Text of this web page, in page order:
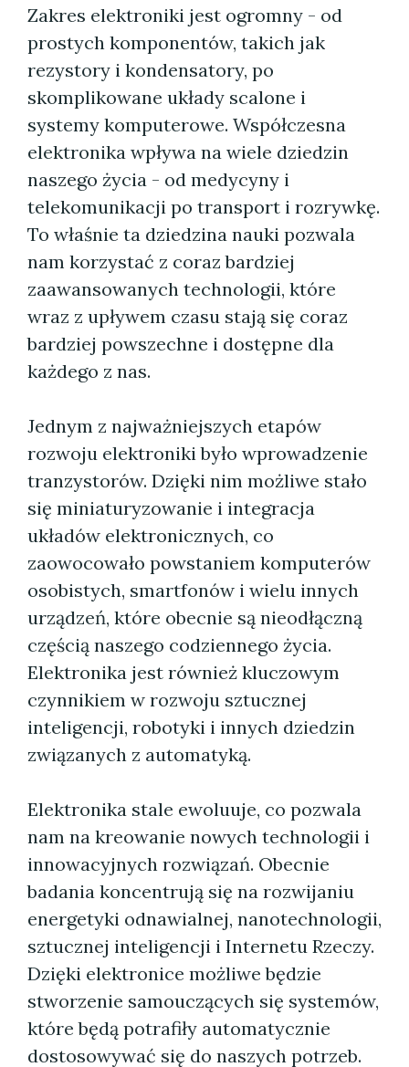
Zakres elektroniki jest ogromny - od
prostych komponentów, takich jak
rezystory i kondensatory, po
skomplikowane układy scalone i
systemy komputerowe. Współczesna
elektronika wpływa na wiele dziedzin
naszego życia - od medycyny i
telekomunikacji po transport i rozrywkę.
To właśnie ta dziedzina nauki pozwala
nam korzystać z coraz bardziej
zaawansowanych technologii, które
wraz z upływem czasu stają się coraz
bardziej powszechne i dostępne dla
każdego z nas.
Jednym z najważniejszych etapów
rozwoju elektroniki było wprowadzenie
tranzystorów. Dzięki nim możliwe stało
się miniaturyzowanie i integracja
układów elektronicznych, co
zaowocowało powstaniem komputerów
osobistych, smartfonów i wielu innych
urządzeń, które obecnie są nieodłączną
częścią naszego codziennego życia.
Elektronika jest również kluczowym
czynnikiem w rozwoju sztucznej
inteligencji, robotyki i innych dziedzin
związanych z automatyką.
Elektronika stale ewoluuje, co pozwala
nam na kreowanie nowych technologii i
innowacyjnych rozwiązań. Obecnie
badania koncentrują się na rozwijaniu
energetyki odnawialnej, nanotechnologii,
sztucznej inteligencji i Internetu Rzeczy.
Dzięki elektronice możliwe będzie
stworzenie samouczących się systemów,
które będą potrafiły automatycznie
dostosowywać się do naszych potrzeb.